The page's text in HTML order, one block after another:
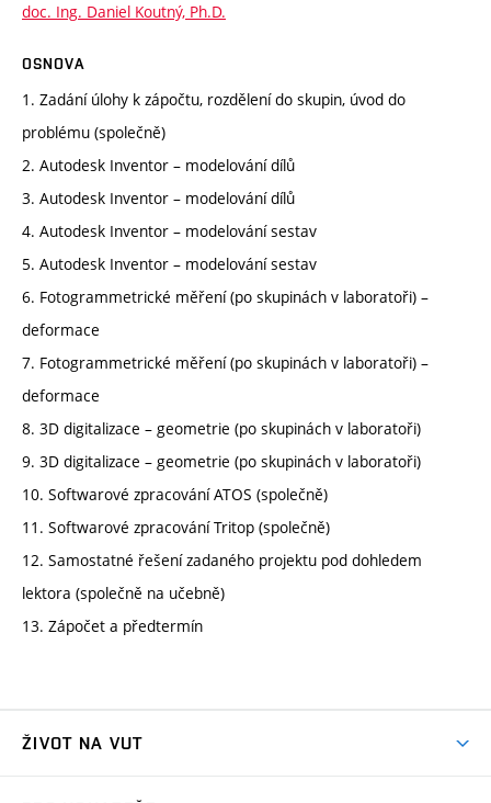
doc. Ing. Daniel Koutný, Ph.D.
OSNOVA
1. Zadání úlohy k zápočtu, rozdělení do skupin, úvod do
problému (společně)
2. Autodesk Inventor – modelování dílů
3. Autodesk Inventor – modelování dílů
4. Autodesk Inventor – modelování sestav
5. Autodesk Inventor – modelování sestav
6. Fotogrammetrické měření (po skupinách v laboratoři) –
deformace
7. Fotogrammetrické měření (po skupinách v laboratoři) –
deformace
8. 3D digitalizace – geometrie (po skupinách v laboratoři)
9. 3D digitalizace – geometrie (po skupinách v laboratoři)
10. Softwarové zpracování ATOS (společně)
11. Softwarové zpracování Tritop (společně)
12. Samostatné řešení zadaného projektu pod dohledem
lektora (společně na učebně)
13. Zápočet a předtermín
ŽIVOT NA VUT